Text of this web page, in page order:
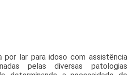
por lar para idoso com assistência
pelas diversas patologias